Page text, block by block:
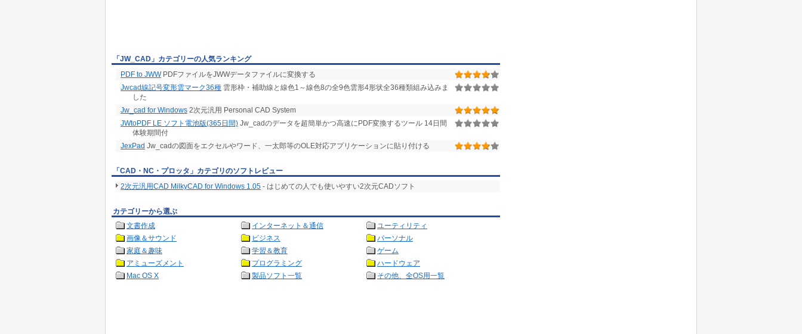
「JW_CAD」カテゴリーの人気ランキング
PDF to JWWPDFファイルをJWWデータファイルに変換する
Jwcad線記号変形雲マーク36種 雲形枠・補助線と線色1～線色8の全9色雲形4形状全36種類組み込みま
した
Jw_cad for Windows 2次元汎用 Personal CAD System
JWtoPDF LE ソフト電池版(365日間) Jw_cadのデータを超簡単かつ高速にPDF変換するツール 14日間
体験期間付
JexPad Jw_cadの図面をエクセルやワード、一太郎等のOLE対応アプリケーションに貼り付ける
「CAD・NC・プロッタ」カテゴリのソフトレビュー
2次元汎用CAD MilkyCAD for Windows 1.05 - はじめての人でも使いやすい2次元CADソフト
カテゴリーから選ぶ
文書作成
インターネット＆通信
ユーティリティ
画像＆サウンド
ビジネス
パーソナル
家庭＆趣味
学習＆教育
ゲーム
アミューズメント
プログラミング
ハードウェア
Mac OS X
製品ソフト一覧 その他、全OS用一覧